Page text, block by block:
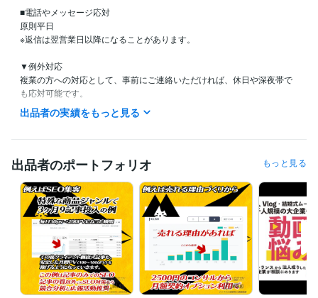
■電話やメッセージ応対
原則平日
※返信は翌営業日以降になることがあります。
▼例外対応
複業の方への対応として、事前にご連絡いただければ、休日や深夜帯で
も応対可能です。
▼ココナラ外を含む活動について
経験職種
Webサービス・制作 / Webプロデューサー・ディレクター
経験年数 :
10年
マーケティング / コンテンツマーケティング・SEO 経験年数 : 10年
営業 / 法人営業 経験年数 : 8年
経営・マネジメント / 取締役・執行役員 経験年数 : 8年
物流・購買 / 商品・在庫管理 経験年数 : 8年
職歴
人材派遣会社セキュリティ担当 2015年9月 ~ 2018年8月
出品者の実績をもっと見る
出品者のポートフォリオ もっと見る